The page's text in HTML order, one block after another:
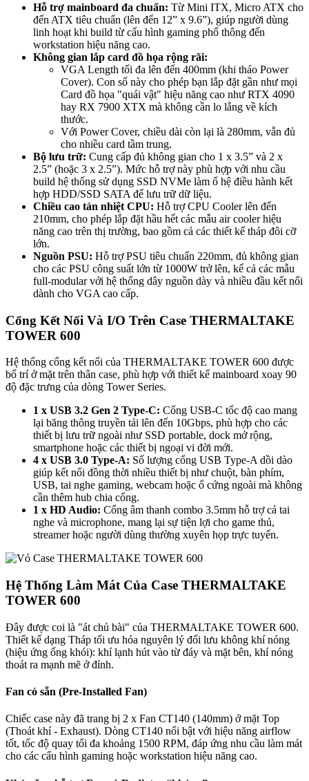
Hỗ trợ mainboard đa chuẩn: Từ Mini ITX, Micro ATX cho
đến ATX tiêu chuẩn (lên đến 12” x 9.6”), giúp người dùng
linh hoạt khi build từ cấu hình gaming phổ thông đến
workstation hiệu năng cao.
Không gian lắp card đồ họa rộng rãi:
VGA Length tối đa lên đến 400mm (khi tháo Power
Cover). Con số này cho phép bạn lắp đặt gần như mọi
Card đồ họa "quái vật" hiệu năng cao như RTX 4090
hay RX 7900 XTX mà không cần lo lắng về kích
thước.
Với Power Cover, chiều dài còn lại là 280mm, vẫn đủ
cho nhiều card tầm trung.
Bộ lưu trữ: Cung cấp đủ không gian cho 1 x 3.5” và 2 x
2.5” (hoặc 3 x 2.5”). Mức hỗ trợ này phù hợp với nhu cầu
build hệ thống sử dụng SSD NVMe làm ổ hệ điều hành kết
hợp HDD/SSD SATA để lưu trữ dữ liệu.
Chiều cao tản nhiệt CPU: Hỗ trợ CPU Cooler lên đến
210mm, cho phép lắp đặt hầu hết các mẫu air cooler hiệu
năng cao trên thị trường, bao gồm cả các thiết kế tháp đôi cỡ
lớn.
Nguồn PSU: Hỗ trợ PSU tiêu chuẩn 220mm, đủ không gian
cho các PSU công suất lớn từ 1000W trở lên, kể cả các mẫu
full-modular với hệ thống dây nguồn dày và nhiều đầu kết nối
dành cho VGA cao cấp.
Cổng Kết Nối Và I/O Trên Case THERMALTAKE
TOWER 600
Hệ thống cổng kết nối của THERMALTAKE TOWER 600 được
bố trí ở mặt trên thân case, phù hợp với thiết kế mainboard xoay 90
độ đặc trưng của dòng Tower Series.
1 x USB 3.2 Gen 2 Type-C: Cổng USB-C tốc độ cao mang
lại băng thông truyền tải lên đến 10Gbps, phù hợp cho các
thiết bị lưu trữ ngoài như SSD portable, dock mở rộng,
smartphone hoặc các thiết bị ngoại vi đời mới.
4 x USB 3.0 Type-A: Số lượng cổng USB Type-A dồi dào
giúp kết nối đồng thời nhiều thiết bị như chuột, bàn phím,
USB, tai nghe gaming, webcam hoặc ổ cứng ngoài mà không
cần thêm hub chia cổng.
1 x HD Audio: Cổng âm thanh combo 3.5mm hỗ trợ cả tai
nghe và microphone, mang lại sự tiện lợi cho game thủ,
streamer hoặc người dùng thường xuyên họp trực tuyến.
Hệ Thống Làm Mát Của Case THERMALTAKE
TOWER 600
Đây được coi là "át chủ bài" của THERMALTAKE TOWER 600.
Thiết kế dạng Tháp tối ưu hóa nguyên lý đối lưu không khí nóng
(hiệu ứng ống khói): khí lạnh hút vào từ đáy và mặt bên, khí nóng
thoát ra mạnh mẽ ở đỉnh.
Fan có sẵn (Pre-Installed Fan)
Chiếc case này đã trang bị 2 x Fan CT140 (140mm) ở mặt Top
(Thoát khí - Exhaust). Dòng CT140 nổi bật với hiệu năng airflow
tốt, tốc độ quay tối đa khoảng 1500 RPM, đáp ứng nhu cầu làm mát
cho các cấu hình gaming hoặc workstation hiệu năng cao.